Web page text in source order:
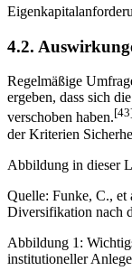
4.2.
Regelmäßige
ergeben, dass sich
verschoben haben.
der Kriterien
Abbildung in dieser
Quelle: Funke, C., et
Diversifikation nach
Abbildung 1:
institutioneller